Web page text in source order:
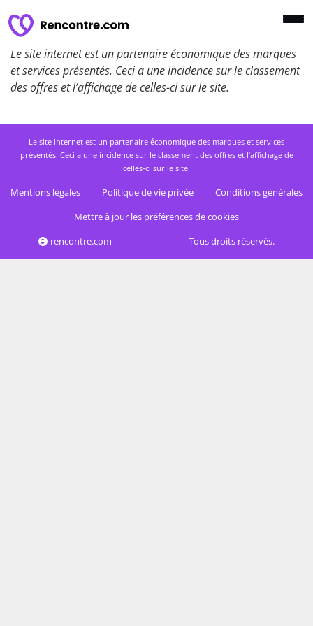
Le site internet est un partenaire économique des marques
et services présentés. Ceci a une incidence sur le classement
des offres et l’affichage de celles-ci sur le site.
Le site internet est un partenaire économique des marques et services
présentés. Ceci a une incidence sur le classement des offres et l’affichage de
celles-ci sur le site.
Mentions légales Politique de vie privée
Conditions générales
Mettre à jour les préférences de cookies
rencontre.com
Tous droits réservés.